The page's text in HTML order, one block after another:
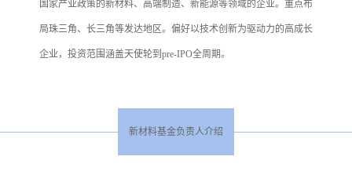
国家产业政策的新材料、高端制造、新能源等领域的企业。重点布
局珠三角、长三角等发达地区。偏好以技术创新为驱动力的高成长
企业，投资范围涵盖天使轮到pre-IPO全周期。
新材料基金负责人介绍